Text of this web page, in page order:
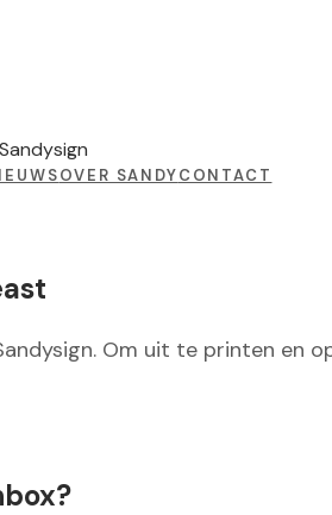
Sandysign
OVER SANDYCONTACT
Om uit te printen en